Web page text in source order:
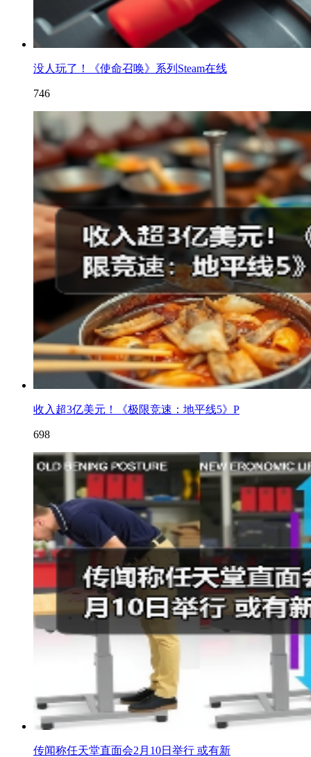
没人玩了！《使命召唤》系列Steam在线
746
收入超3亿美元！《极限竞速：地平线5》P
698
传闻称任天堂直面会2月10日举行 或有新